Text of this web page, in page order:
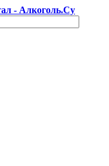
- Алкоголь.Су